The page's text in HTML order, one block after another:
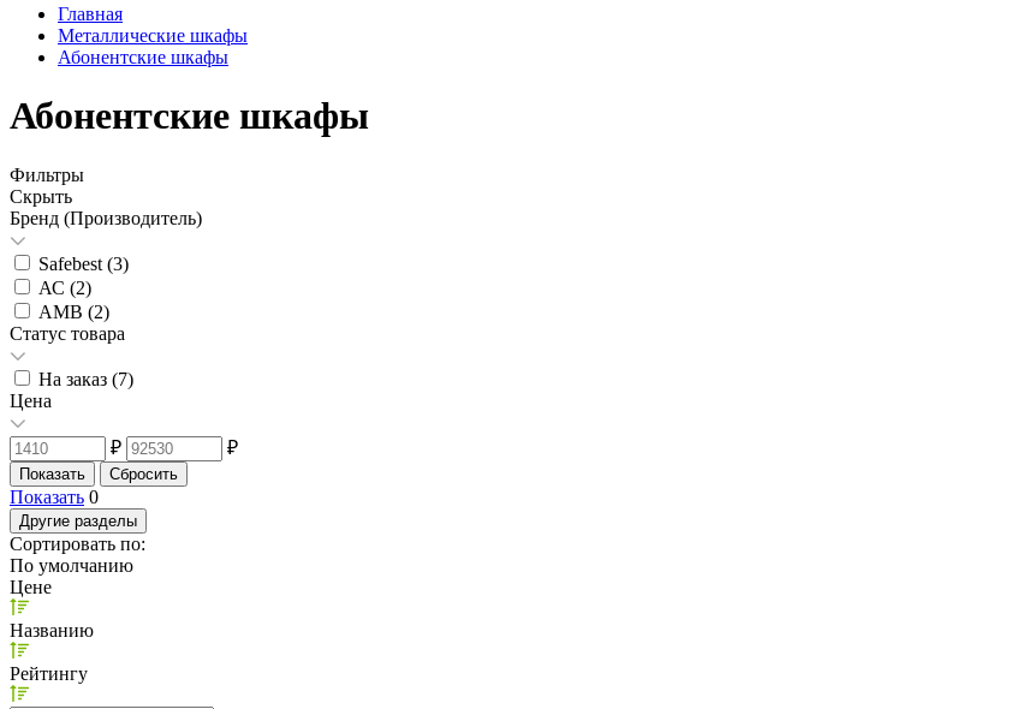
Главная
Металлические шкафы
Абонентские шкафы
Абонентские шкафы
Фильтры
Скрыть
Бренд (Производитель)
Safebest (3)
АС (2)
АМВ (2)
Статус товара
На заказ (7)
Цена
₽ ₽
Показать 0
Другие разделы
Сортировать по:
По умолчанию
Цене
Названию
Рейтингу